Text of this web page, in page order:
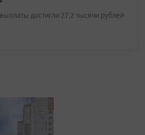
достигли 27,2 тысячи рублей